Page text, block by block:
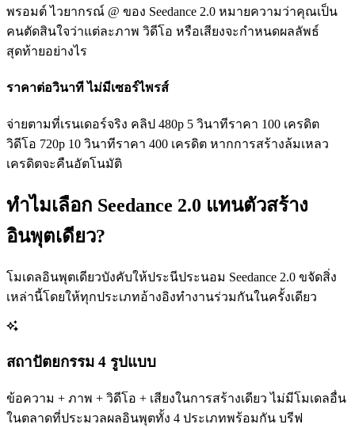
พรอมต์ ไวยากรณ์ @ ของ Seedance 2.0 หมายความว่าคุณเป็น
คนตัดสินใจว่าแต่ละภาพ วิดีโอ หรือเสียงจะกำหนดผลลัพธ์
สุดท้ายอย่างไร
ราคาต่อวินาที ไม่มีเซอร์ไพรส์
จ่ายตามที่เรนเดอร์จริง คลิป 480p 5 วินาทีราคา 100 เครดิต
วิดีโอ 720p 10 วินาทีราคา 400 เครดิต หากการสร้างล้มเหลว
เครดิตจะคืนอัตโนมัติ
ทำไมเลือก Seedance 2.0 แทนตัวสร้าง
อินพุตเดียว?
โมเดลอินพุตเดียวบังคับให้ประนีประนอม Seedance 2.0 ขจัดสิ่ง
เหล่านี้โดยให้ทุกประเภทอ้างอิงทำงานร่วมกันในครั้งเดียว
สถาปัตยกรรม 4 รูปแบบ
ข้อความ + ภาพ + วิดีโอ + เสียงในการสร้างเดียว ไม่มีโมเดลอื่น
ในตลาดที่ประมวลผลอินพุตทั้ง 4 ประเภทพร้อมกัน บรีฟ